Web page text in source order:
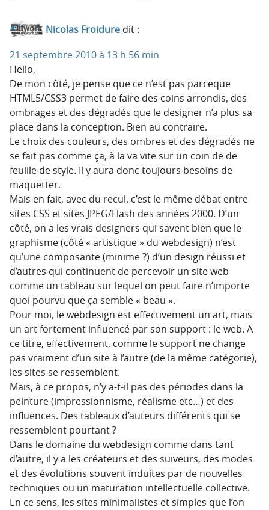
Nicolas Froidure dit :
21 septembre 2010 à 13 h 56 min
Hello,
De mon côté, je pense que ce n’est pas parceque
HTML5/CSS3 permet de faire des coins arrondis, des
ombrages et des dégradés que le designer n’a plus sa
place dans la conception. Bien au contraire.
Le choix des couleurs, des ombres et des dégradés ne
se fait pas comme ça, à la va vite sur un coin de de
feuille de style. Il y aura donc toujours besoins de
maquetter.
Mais en fait, avec du recul, c’est le même débat entre
sites CSS et sites JPEG/Flash des années 2000. D’un
côté, on a les vrais designers qui savent bien que le
graphisme (côté « artistique » du webdesign) n’est
qu’une composante (minime ?) d’un design réussi et
d’autres qui continuent de percevoir un site web
comme un tableau sur lequel on peut faire n’importe
quoi pourvu que ça semble « beau ».
Pour moi, le webdesign est effectivement un art, mais
un art fortement influencé par son support : le web. A
ce titre, effectivement, comme le support ne change
pas vraiment d’un site à l’autre (de la même catégorie),
les sites se ressemblent.
Mais, à ce propos, n’y a-t-il pas des périodes dans la
peinture (impressionnisme, réalisme etc…) et des
influences. Des tableaux d’auteurs différents qui se
ressemblent pourtant ?
Dans le domaine du webdesign comme dans tant
d’autre, il y a les créateurs et des suiveurs, des modes
et des évolutions souvent induites par de nouvelles
techniques ou un maturation intellectuelle collective.
En ce sens, les sites minimalistes et simples que l’on